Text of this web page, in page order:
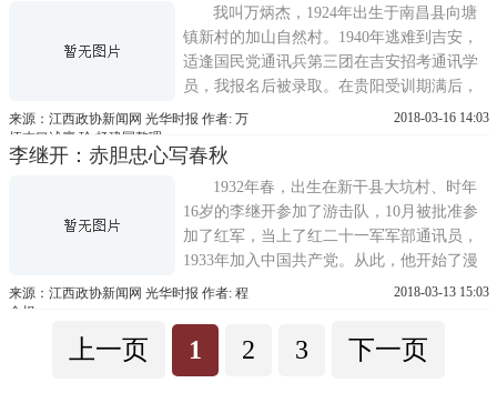
只有16岁的杜老毅然弃笔从戎，抱着一份“国
家有难，匹夫有责”的信念，报名...
我叫万炳杰，1924年出生于南昌县向塘
镇新村的加山自然村。1940年逃难到吉安，
适逢国民党通讯兵第三团在吉安招考通讯学
员，我报名后被录取。在贵阳受训期满后，
于1941年被保送至昆明西南干部训练团特科
星洲，席卷中南半岛，长驱入缅。中国军队
应盟友英国之请，源源开入缅甸。这年我参
加了中国远征军在印度、缅甸一带...
来源：江西政协新闻网 光华时报 作者: 万
炳杰口述廖 玲 杨建国整理
2018-03-16 14:03
李继开：赤胆忠心写春秋
1932年春，出生在新干县大坑村、时年
16岁的李继开参加了游击队，10月被批准参
加了红军，当上了红二十一军军部通讯员，
1933年加入中国共产党。从此，他开始了漫
长的戎马生涯，1955年9月被授予少将军衔，
级解放勋章。李继开参加红军后的1934年，
被调任红三军团兵站部警卫连排长。是年
来源：江西政协新闻网 光华时报 作者: 程
金根
2018-03-13 15:03
上一页 1 2 3 下一页